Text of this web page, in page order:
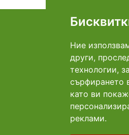
Ние
други,
технологии,
сърфирането
като ви
реклами.
Връзка с
Адрес Добрич: ул.
E-mail:
Доставка